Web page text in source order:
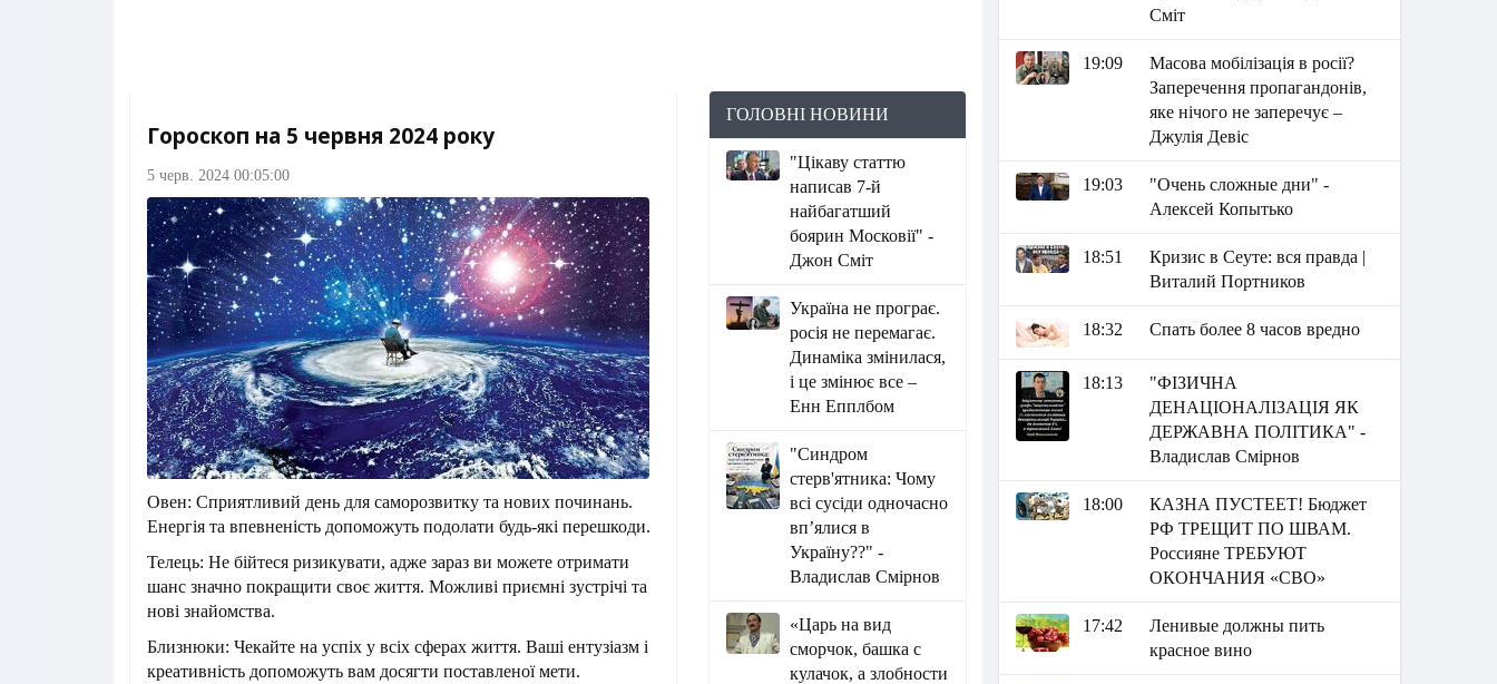
Гороскоп на 5 червня 2024 року
5 черв. 2024 00:05:00
Овен: Сприятливий день для саморозвитку та нових починань.
Енергія та впевненість допоможуть подолати будь-які перешкоди.
Телець: Не бійтеся ризикувати, адже зараз ви можете отримати
шанс значно покращити своє життя. Можливі приємні зустрічі та
нові знайомства.
Близнюки: Чекайте на успіх у всіх сферах життя. Ваші ентузіазм і
креативність допоможуть вам досягти поставленої мети.
ГОЛОВНІ НОВИНИ
"Цікаву статтю
написав 7-й
найбагатший
боярин Московії" -
Джон Сміт
Україна не програє.
росія не перемагає.
Динаміка змінилася,
і це змінює все –
Енн Епплбом
"Синдром
стерв'ятника: Чому
всі сусіди одночасно
вп’ялися в
Україну??" -
Владислав Смірнов
«Царь на вид
сморчок, башка с
кулачок, а злобности
Сміт
19:09
Масова мобілізація в росії?
Заперечення пропагандонів,
яке нічого не заперечує –
Джулія Девіс
19:03
"Очень сложные дни" -
Алексей Копытько
18:51
Кризис в Сеуте: вся правда |
Виталий Портников
18:32 Спать более 8 часов вредно
18:13
"ФІЗИЧНА
ДЕНАЦІОНАЛІЗАЦІЯ ЯК
ДЕРЖАВНА ПОЛІТИКА" -
Владислав Смірнов
18:00
КАЗНА ПУСТЕЕТ! Бюджет
РФ ТРЕЩИТ ПО ШВАМ.
Россияне ТРЕБУЮТ
ОКОНЧАНИЯ «СВО»
17:42
Ленивые должны пить
красное вино